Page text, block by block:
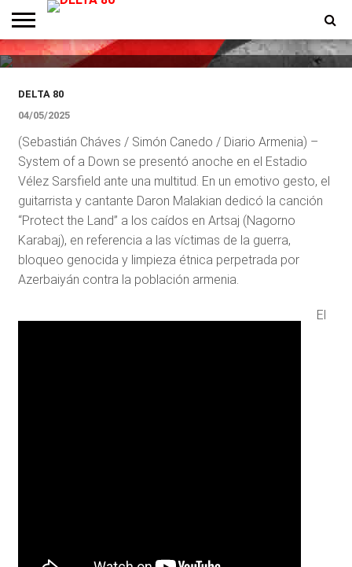
ENTREVISTAS
PREMIOS
PRODUCCIONES
PROGRAMACION
CONTACTO
HOMEPAGE
armenia y el rock alternativo
hicieron vibrar un Vélez repleto
DELTA 80
04/05/2025
(Sebastián Cháves / Simón Canedo / Diario Armenia) –
System of a Down se presentó anoche en el Estadio
Vélez Sarsfield ante una multitud. En un emotivo gesto, el
guitarrista y cantante Daron Malakian dedicó la canción
“Protect the Land” a los caídos en Artsaj (Nagorno
Karabaj), en referencia a las víctimas de la guerra,
bloqueo genocida y limpieza étnica perpetrada por
Azerbaiyán contra la población armenia.
El